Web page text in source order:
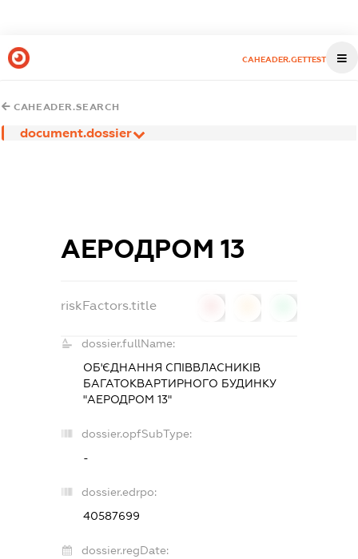
CAHEADER.GETTEST
CAHEADER.SEARCH
document.dossier
АЕРОДРОМ 13
riskFactors.title
dossier.fullName:
ОБ'ЄДНАННЯ СПІВВЛАСНИКІВ
БАГАТОКВАРТИРНОГО БУДИНКУ
"АЕРОДРОМ 13"
dossier.opfSubType:
-
dossier.edrpo:
40587699
dossier.regDate: